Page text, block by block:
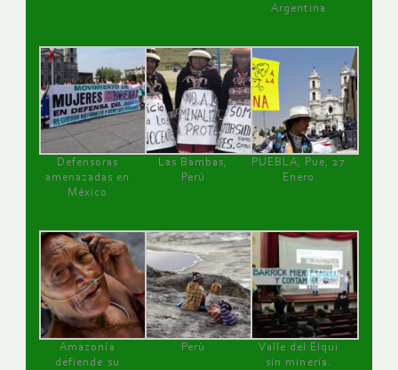
Argentina
Defensoras
amenazadas en
México
Las Bambas,
Perú
PUEBLA, Pue, 27
Enero
Amazonía
defiende su
Perú
Valle del Elqui
sin minería.